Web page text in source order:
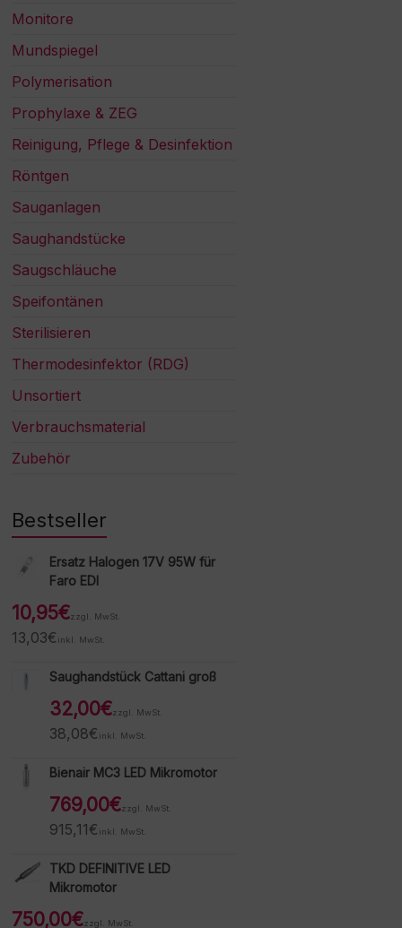
Monitore
Mundspiegel
Polymerisation
Prophylaxe & ZEG
Reinigung, Pflege & Desinfektion
Röntgen
Sauganlagen
Saughandstücke
Saugschläuche
Speifontänen
Sterilisieren
Thermodesinfektor (RDG)
Unsortiert
Verbrauchsmaterial
Zubehör
Bestseller
Ersatz Halogen 17V 95W für
Faro EDI
10,95€zzgl. MwSt.
13,03€ inkl. MwSt.
Saughandstück Cattani groß
32,00€zzgl. MwSt.
38,08€ inkl. MwSt.
Bienair MC3 LED Mikromotor
769,00€zzgl. MwSt.
915,11€ inkl. MwSt.
TKD DEFINITIVE LED
Mikromotor
750,00€zzgl. MwSt.